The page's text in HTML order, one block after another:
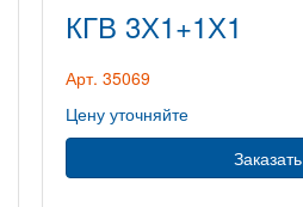
КГВ 3Х1+1Х1
Арт. 35069
Цену уточняйте
Заказать